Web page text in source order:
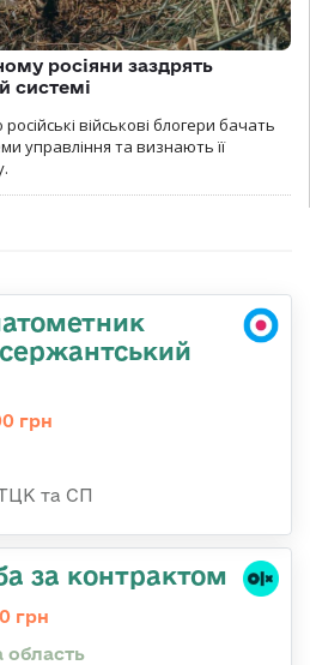
росіяни заздрять
системі
військові блогери бачать
управління та визнають її
грн
та СП
за контрактом
грн
область